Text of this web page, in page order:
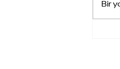
Bir